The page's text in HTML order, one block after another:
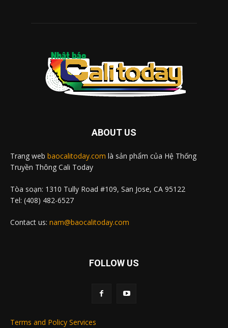
ABOUT US
Trang web baocalitoday.com là sản phẩm của Hệ Thống
Truyền Thông Cali Today
Tòa soạn: 1310 Tully Road #109, San Jose, CA 95122
Tel: (408) 482-6527
Contact us: nam@baocalitoday.com
FOLLOW US
Terms and Policy Services